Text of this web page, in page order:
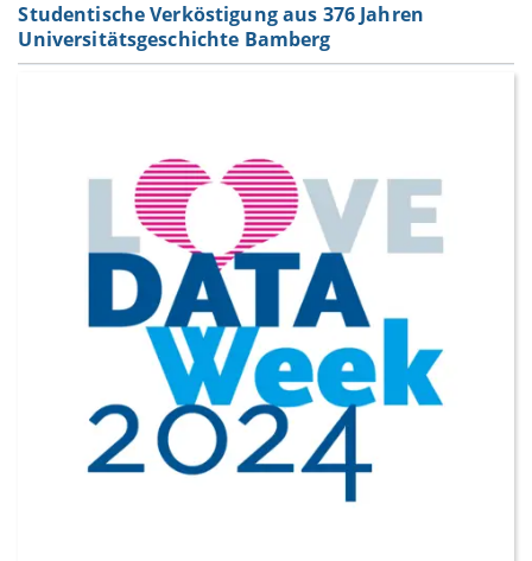
Studentische Verköstigung aus 376 Jahren
Universitätsgeschichte Bamberg